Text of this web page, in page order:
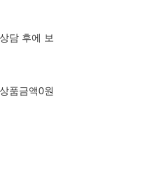
담 후에 보
품금액0원